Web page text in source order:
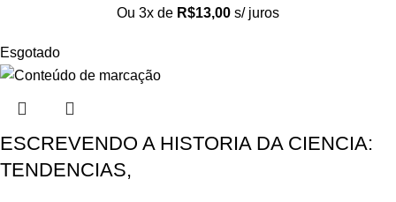
Ou 3x de R$13,00 s/ juros
Esgotado
ESCREVENDO A HISTORIA DA CIENCIA:
TENDENCIAS,